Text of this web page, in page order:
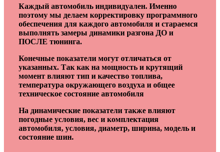
Каждый автомобиль индивидуален. Именно
поэтому мы делаем корректировку программного
обеспечения для каждого автомобиля и стараемся
выполнять замеры динамики разгона ДО и
ПОСЛЕ тюнинга.
Конечные показатели могут отличаться от
указанных. Так как на мощность и крутящий
момент влияют тип и качество топлива,
температура окружающего воздуха и общее
техническое состояние автомобиля
На динамические показатели также влияют
погодные условия, вес и комплектация
автомобиля, условия, диаметр, ширина, модель и
состояние шин.